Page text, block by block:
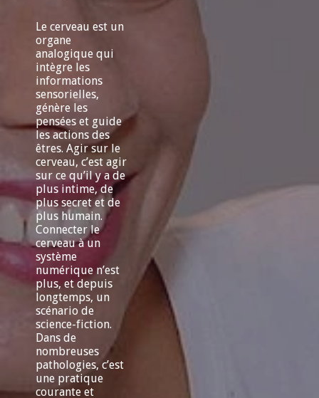
Le cerveau est un
organe
analogique qui
intègre les
informations
sensorielles,
génère les
pensées et guide
les actions des
êtres. Agir sur le
cerveau, c’est agir
sur ce qu’il y a de
plus intime, de
plus secret et de
plus humain.
Connecter le
cerveau à un
système
numérique n’est
plus, et depuis
longtemps, un
scénario de
science-fiction.
Dans de
nombreuses
pathologies, c’est
une pratique
courante et